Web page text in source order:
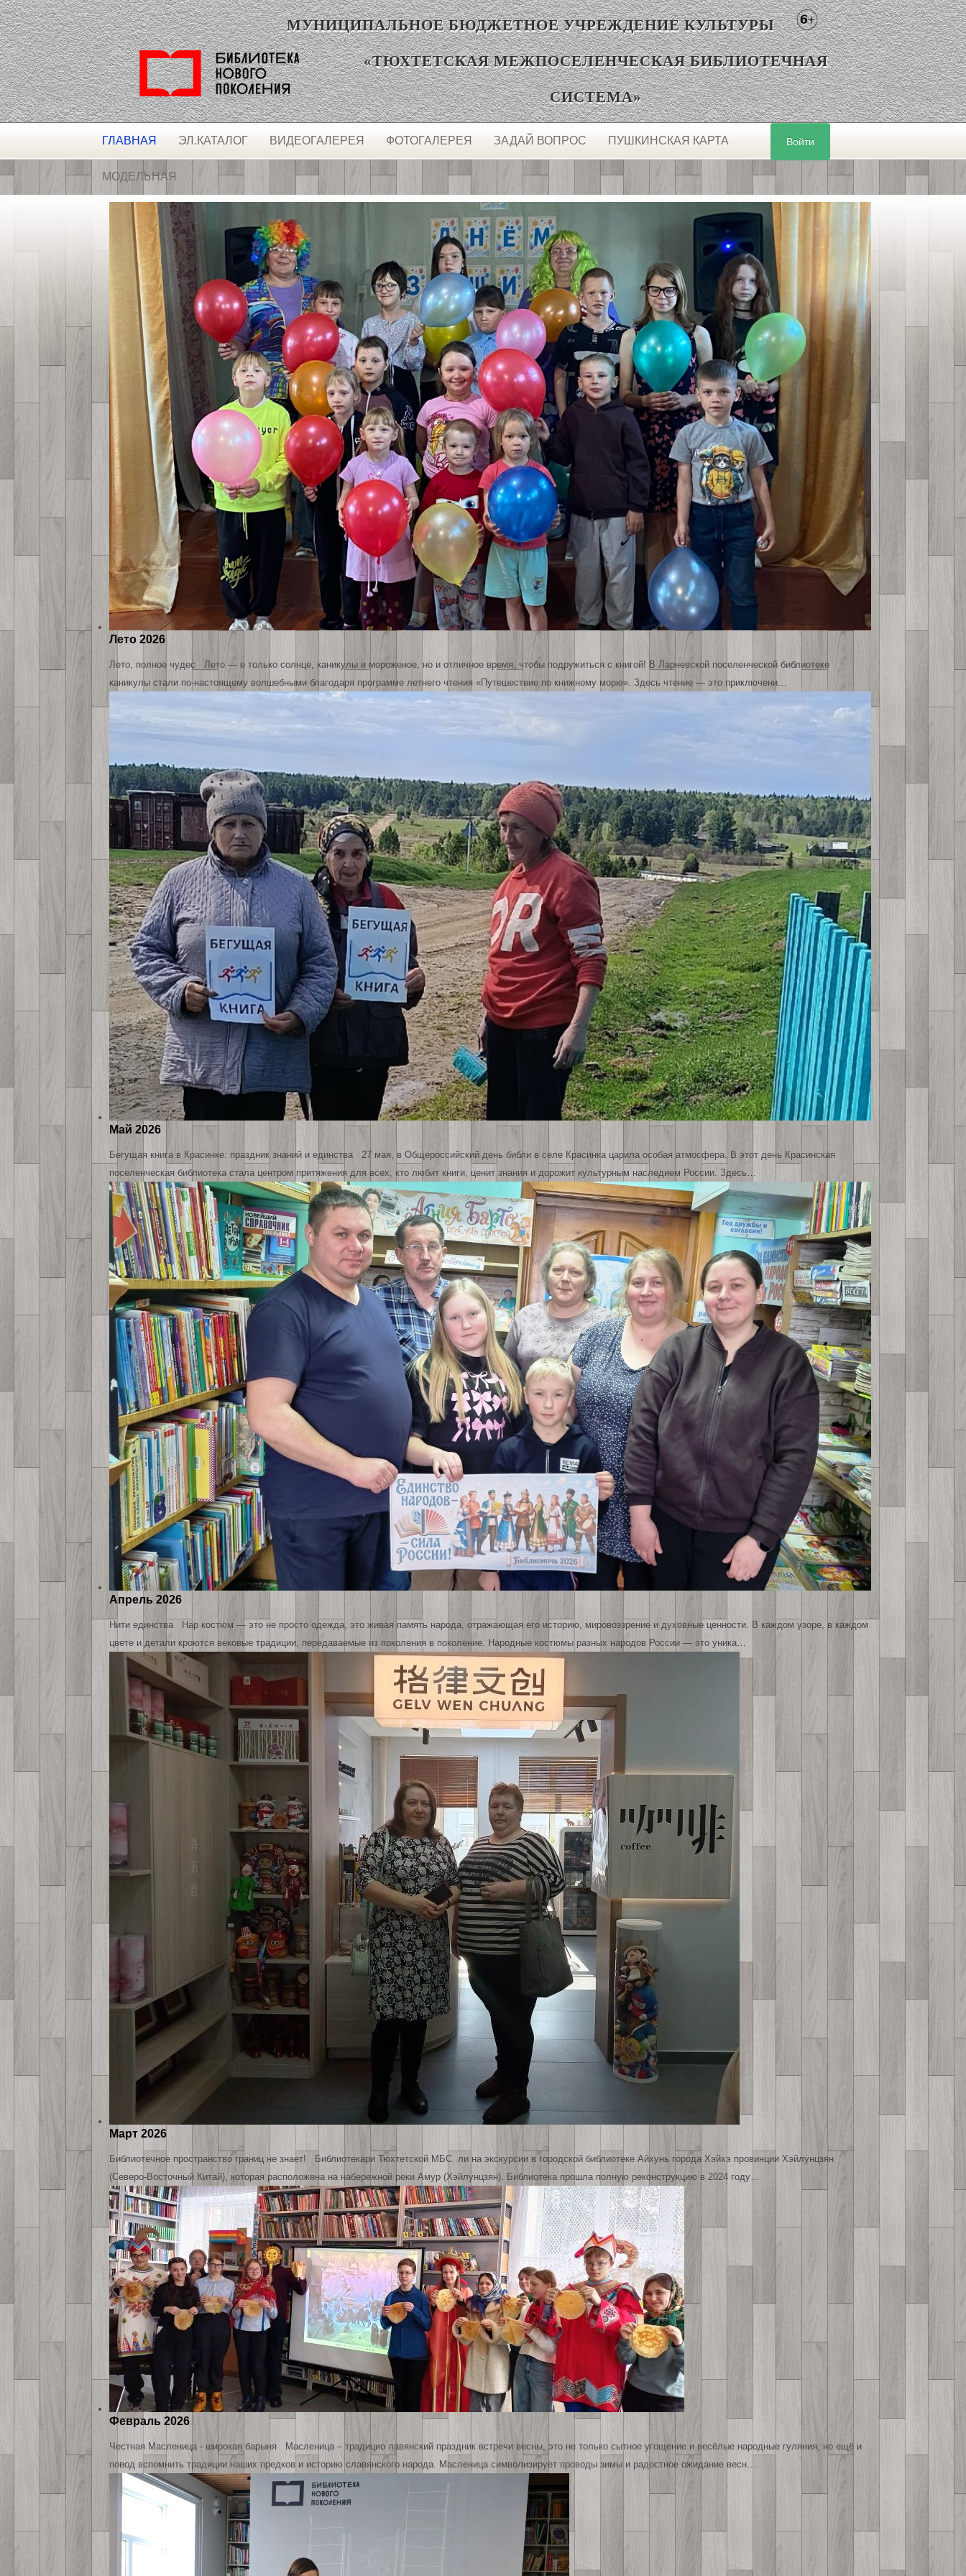
МУНИЦИПАЛЬНОЕ БЮДЖЕТНОЕ УЧРЕЖДЕНИЕ КУЛЬТУРЫ
«ТЮХТЕТСКАЯ МЕЖПОСЕЛЕНЧЕСКАЯ БИБЛИОТЕЧНАЯ
СИСТЕМА»
ГЛАВНАЯ ЭЛ.КАТАЛОГ ВИДЕОГАЛЕРЕЯ ФОТОГАЛЕРЕЯ ЗАДАЙ ВОПРОС ПУШКИНСКАЯ КАРТА
МОДЕЛЬНАЯ
Войти
Лето 2026
Лето, полное чудес Лето — е только солнце, каникулы и мороженое, но и отличное время, чтобы подружиться с книгой! В Ларневской поселенческой библиотеке
каникулы стали по-настоящему волшебными благодаря программе летнего чтения «Путешествие по книжному морю». Здесь чтение — это приключени…
Май 2026
Бегущая книга в Красинке: праздник знаний и единства 27 мая, в Общероссийский день библи в селе Красинка царила особая атмосфера. В этот день Красинская
поселенческая библиотека стала центром притяжения для всех, кто любит книги, ценит знания и дорожит культурным наследием России. Здесь…
Апрель 2026
Нити единства Нар костюм — это не просто одежда, это живая память народа, отражающая его историю, мировоззрение и духовные ценности. В каждом узоре, в каждом
цвете и детали кроются вековые традиции, передаваемые из поколения в поколение. Народные костюмы разных народов России — это уника…
Март 2026
Библиотечное пространство границ не знает! Библиотекари Тюхтетской МБС ли на экскурсии в городской библиотеке Айхунь города Хэйхэ провинции Хэйлунцзян
(Северо-Восточный Китай), которая расположена на набережной реки Амур (Хэйлунцзян). Библиотека прошла полную реконструкцию в 2024 году…
Февраль 2026
Честная Масленица - широкая барыня Масленица – традицио лавянский праздник встречи весны, это не только сытное угощение и весёлые народные гуляния, но ещё и
повод вспомнить традиции наших предков и историю славянского народа. Масленица символизирует проводы зимы и радостное ожидание весн…